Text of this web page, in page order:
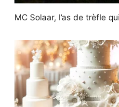
MC Solaar, l’as de trèfle